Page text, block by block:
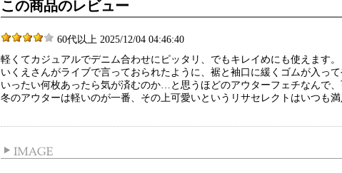
この商品のレビュー
60代以上 2025/12/04 04:46:40
軽くてカジュアルでデニム合わせにピッタリ、でもキレイめにも使えます。
いくえさんがライブで言っておられたように、裾と袖口に緩くゴムが入っ
いったい何枚あったら気が済むのか…と思うほどのアウターフェチなんで、
冬のアウターは軽いのが一番、その上可愛いというリサセレクトはいつも